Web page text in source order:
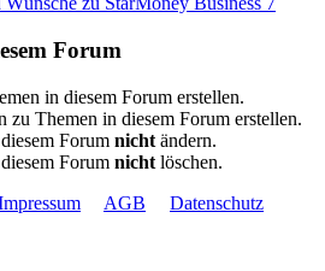
Forum
in diesem Forum erstellen.
zu Themen in diesem Forum erstellen.
Forum nicht ändern.
Forum nicht löschen.
AGB
Datenschutz